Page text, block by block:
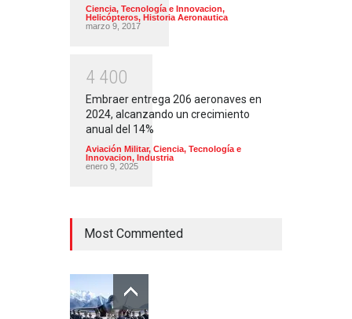
Ciencia, Tecnología e Innovacion,
Helicópteros, Historia Aeronautica
marzo 9, 2017
4 400
Embraer entrega 206 aeronaves en
2024, alcanzando un crecimiento
anual del 14%
Aviación Militar, Ciencia, Tecnología e
Innovacion, Industria
enero 9, 2025
Most Commented